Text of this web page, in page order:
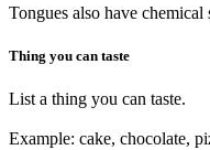
Tongues also have chemical
Thing you can taste
List a thing you can taste.
Example: cake, chocolate,